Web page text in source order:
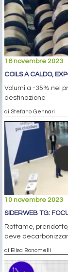
16 novembre 2023
COILS A CALDO,
Volumi a -35% nei
destinazione
di Stefano Gennari
10 novembre 2023
SIDERWEB TG:
Rottame,
deve
di Elisa Bonomelli